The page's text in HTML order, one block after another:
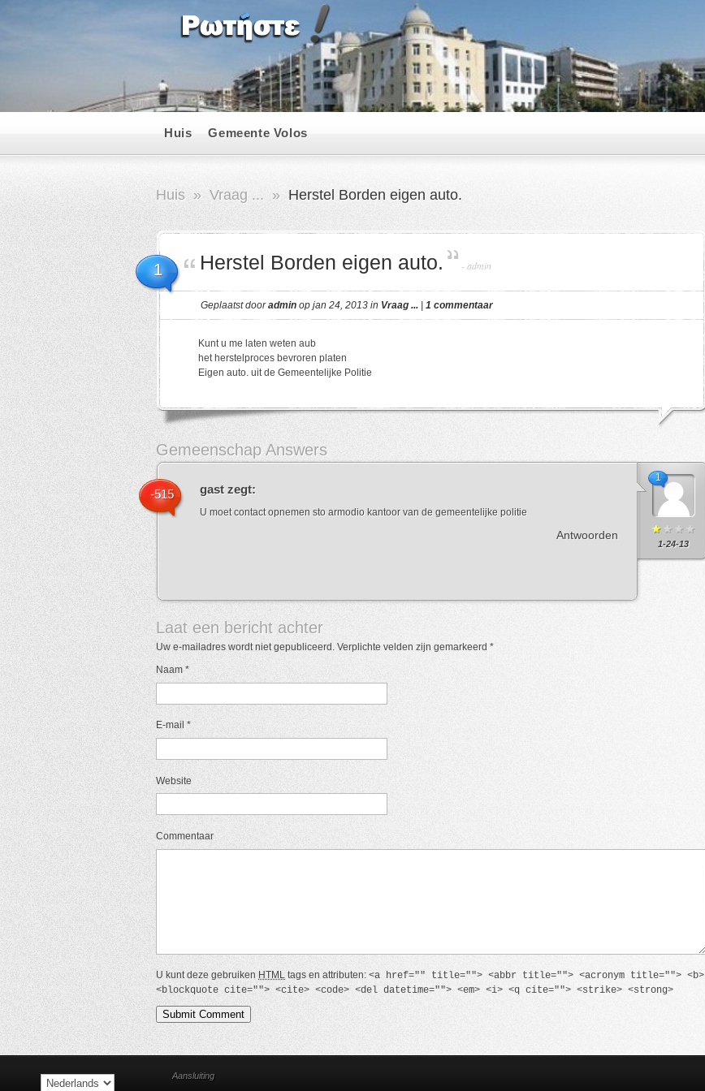
Huis Gemeente Volos
Huis » Vraag ... » Herstel Borden eigen auto.
1 Herstel Borden eigen auto. - admin
Geplaatst dooradmin op jan 24, 2013 in Vraag ... 1 commentaar
Kunt u me laten weten aub
het herstelproces bevroren platen
Eigen auto. uit de Gemeentelijke Politie
Gemeenschap Answers
1
1-24-13
gast zegt:
U moet contact opnemen sto armodio kantoor van de gemeentelijke politie
Antwoorden
-515
Laat een bericht achter
Uw e-mailadres wordt niet gepubliceerd. Verplichte velden zijn gemarkeerd *
Naam *
E-mail *
Website
Commentaar
U kunt deze gebruiken HTML tags en attributen: <a href="" title=""> <abbr title=""> <acronym title=""> <b>
<blockquote cite=""> <cite> <code> <del datetime=""> <em> <i> <q cite=""> <strike> <strong>
Aansluiting